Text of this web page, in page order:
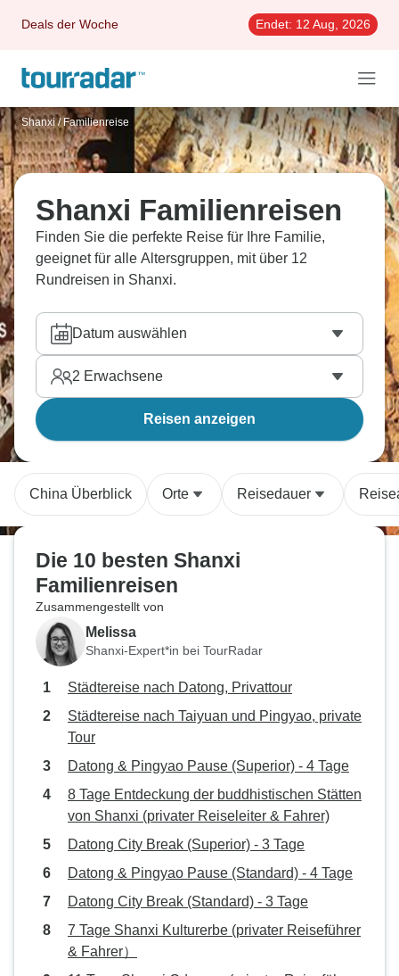
Deals der Woche Endet: 12 Aug, 2026
Shanxi / Familienreise
Shanxi Familienreisen
Finden Sie die perfekte Reise für Ihre Familie,
geeignet für alle Altersgruppen, mit über 12
Rundreisen in Shanxi.
Datum auswählen
2 Erwachsene
Reisen anzeigen
China Überblick Orte Reisedauer
Die 10 besten Shanxi
Familienreisen
Zusammengestellt von
Melissa
Shanxi-Expert*in bei TourRadar
Städtereise nach Datong, Privattour
Städtereise nach Taiyuan und Pingyao, private
Tour
Datong & Pingyao Pause (Superior) - 4 Tage
8 Tage Entdeckung der buddhistischen Stätten
von Shanxi (privater Reiseleiter & Fahrer)
Datong City Break (Superior) - 3 Tage
Datong & Pingyao Pause (Standard) - 4 Tage
Datong City Break (Standard) - 3 Tage
7 Tage Shanxi Kulturerbe (privater Reiseführer
& Fahrer）